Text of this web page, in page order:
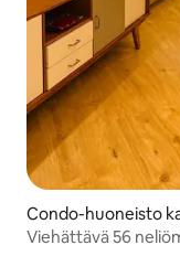
Condo-huoneisto
Viehättävä 56